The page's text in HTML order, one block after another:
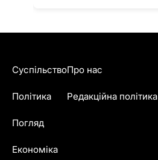
Суспільство
Політика
Погляд
Економіка
Про нас
Редакційна політика